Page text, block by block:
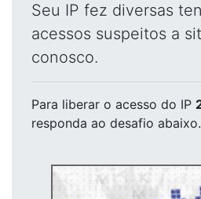
Seu IP fez diversas
acessos suspeitos a
conosco.
Para liberar o acesso do IP
responda ao desafio abaixo.